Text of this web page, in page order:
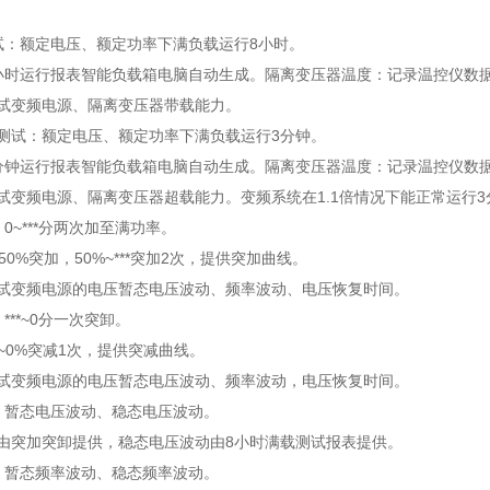
额定电压、额定功率下满负载运行8小时。
运行报表智能负载箱电脑自动生成。隔离变压器温度：记录温控仪数据
变频电源、隔离变压器带载能力。
试：额定电压、额定功率下满负载运行3分钟。
运行报表智能负载箱电脑自动生成。隔离变压器温度：记录温控仪数据
变频电源、隔离变压器超载能力。变频系统在1.1倍情况下能正常运行3
分两次加至满功率。
突加，50%~***突加2次，提供突加曲线。
变频电源的电压暂态电压波动、频率波动、电压恢复时间。
分一次突卸。
突减1次，提供突减曲线。
变频电源的电压暂态电压波动、频率波动，电压恢复时间。
态电压波动、稳态电压波动。
突加突卸提供，稳态电压波动由8小时满载测试报表提供。
态频率波动、稳态频率波动。